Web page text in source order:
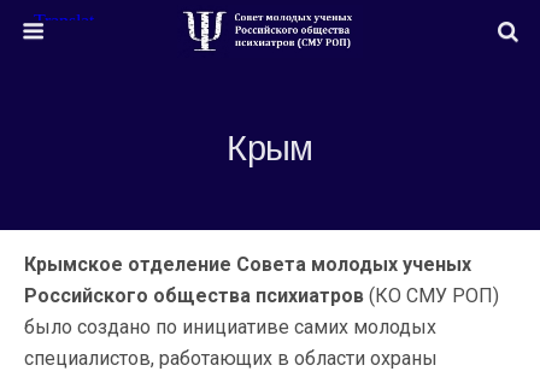
Крым
Крымское отделение Совета молодых ученых
Российского общества психиатров (КО СМУ РОП)
было создано по инициативе самих молодых
специалистов, работающих в области охраны